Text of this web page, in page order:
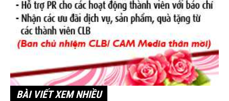
BÀI VIẾT XEM NHIỀU